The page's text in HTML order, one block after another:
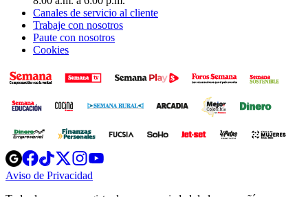
Canales de servicio al cliente
Trabaje con nosotros
Paute con nosotros
Cookies
Opens
in
new
Opens
in
new
Opens
in
new
window
Opens
new
windowwindow
Aviso de Privacidad